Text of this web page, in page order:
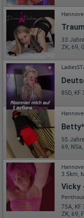
sowie die von dem
und gespeichert.
Nutzungsprofile der
Google
vorgeschrieben
Google verarbeiten.
von Mitgliedstaaten
Vertragsstaaten
Wirtschaftsraum
erhoben werden.
einen Server von
dem Browser des
Daten von Google
Erhobene
Herkunft (Land
Sprache
Betriebssystem
Gerät (PC,
Browser und
Auflösung des
Besucherquelle
Webseite)
Welche Dateien
Welche Videos
Wurden
33
ZK, 69,
85D,
55
69,
3.5km,
Vicky
75A, KF
ZK, 69,